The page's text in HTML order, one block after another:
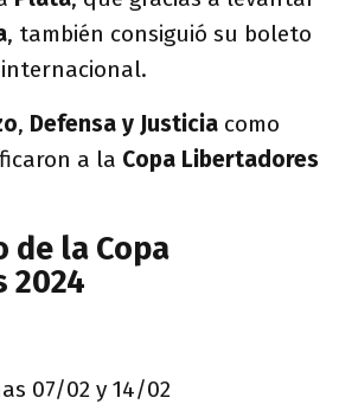
, también consiguió su boleto
, Defensa y Justicia como
a la Copa Libertadores
de la Copa
2024
07/02 y 14/02